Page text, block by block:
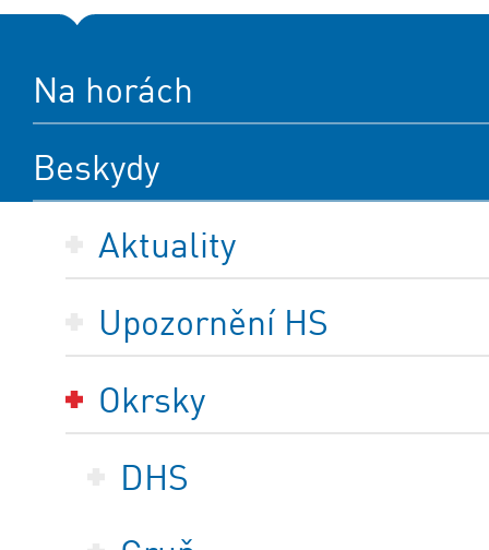
Na horách
Beskydy
Aktuality
Upozornění HS
Okrsky
DHS